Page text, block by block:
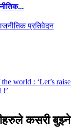
कसरी बुझ्ने